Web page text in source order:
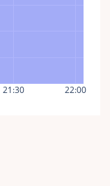
21:30 22:00